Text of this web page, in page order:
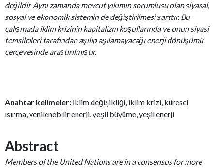
değildir. Aynı zamanda mevcut yıkımın sorumlusu olan siyasal,
sosyal ve ekonomik sistemin de değiştirilmesi şarttır. Bu
çalışmada iklim krizinin kapitalizm koşullarında ve onun siyasi
temsilcileri tarafından aşılıp aşılamayacağı enerji dönüşümü
çerçevesinde araştırılmıştır.
Anahtar kelimeler: İklim değişikliği, iklim krizi, küresel
ısınma, yenilenebilir enerji, yeşil büyüme, yeşil enerji
Abstract
Members of the United Nations are in a consensus for more